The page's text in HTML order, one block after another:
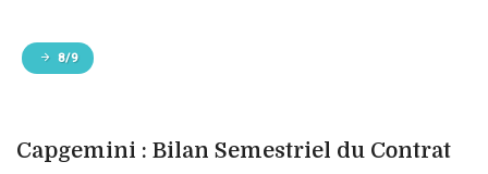
8/9
Capgemini : Bilan Semestriel du Contrat